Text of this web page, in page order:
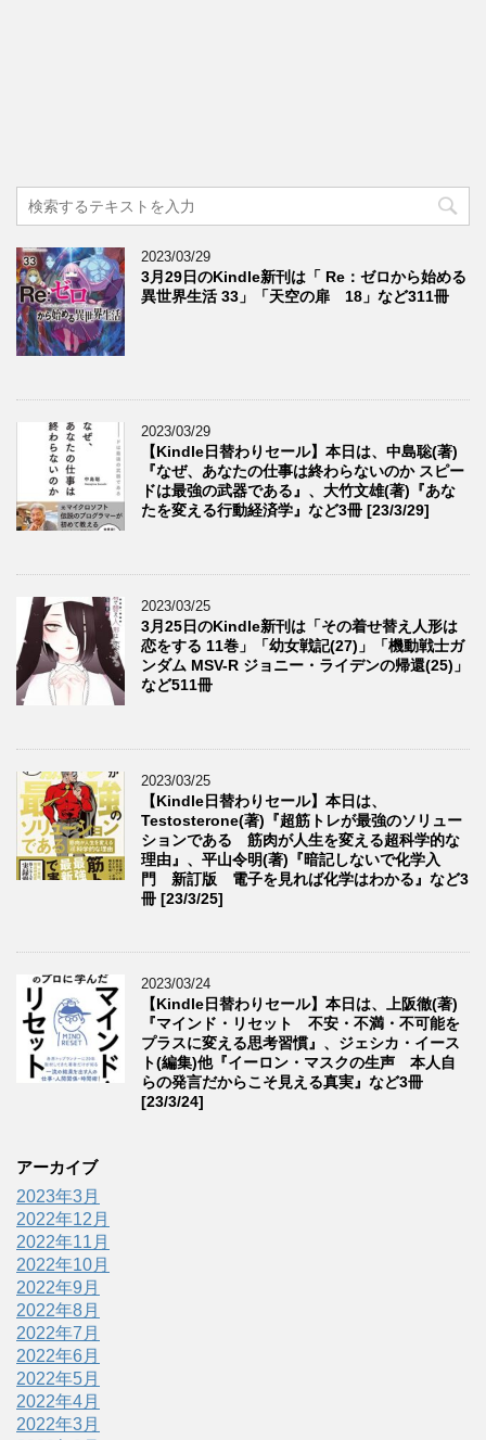
2023/03/29
3月29日のKindle新刊は「 Re：ゼロから始める
異世界生活 33」「天空の扉 18」など311冊
2023/03/29
【Kindle日替わりセール】本日は、中島聡(著)
『なぜ、あなたの仕事は終わらないのか スピー
ドは最強の武器である』、大竹文雄(著)『あな
たを変える行動経済学』など3冊 [23/3/29]
2023/03/25
3月25日のKindle新刊は「その着せ替え人形は
恋をする 11巻」「幼女戦記(27)」「機動戦士ガ
ンダム MSV-R ジョニー・ライデンの帰還(25)」
など511冊
2023/03/25
【Kindle日替わりセール】本日は、
Testosterone(著)『超筋トレが最強のソリュー
ションである 筋肉が人生を変える超科学的な
理由』、平山令明(著)『暗記しないで化学入
門 新訂版 電子を見れば化学はわかる』など3
冊 [23/3/25]
2023/03/24
【Kindle日替わりセール】本日は、上阪徹(著)
『マインド・リセット 不安・不満・不可能を
プラスに変える思考習慣』、ジェシカ・イース
ト(編集)他『イーロン・マスクの生声 本人自
らの発言だからこそ見える真実』など3冊
[23/3/24]
アーカイブ
2023年3月
2022年12月
2022年11月
2022年10月
2022年9月
2022年8月
2022年7月
2022年6月
2022年5月
2022年4月
2022年3月